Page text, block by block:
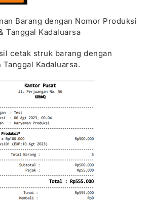
Barang dengan Nomor Produksi
Tanggal Kadaluarsa
cetak struk barang dengan
Kadaluarsa.